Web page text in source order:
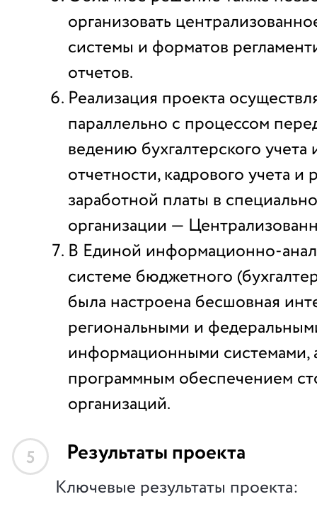
организовать
системы и форматов
отчетов.
Реализация проекта
параллельно с процессом
ведению бухгалтерского
отчетности, кадрового учета и
заработной платы в
организации —
В Единой информационно-
системе бюджетного
была настроена бесшовная
региональными и
информационными системами,
программным обеспечением
организаций.
5 Результаты проекта
Ключевые результаты проекта: